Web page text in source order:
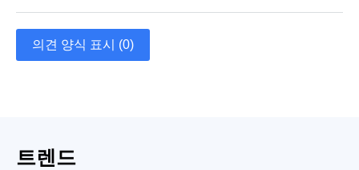
의견 양식 표시 (0)
트렌드